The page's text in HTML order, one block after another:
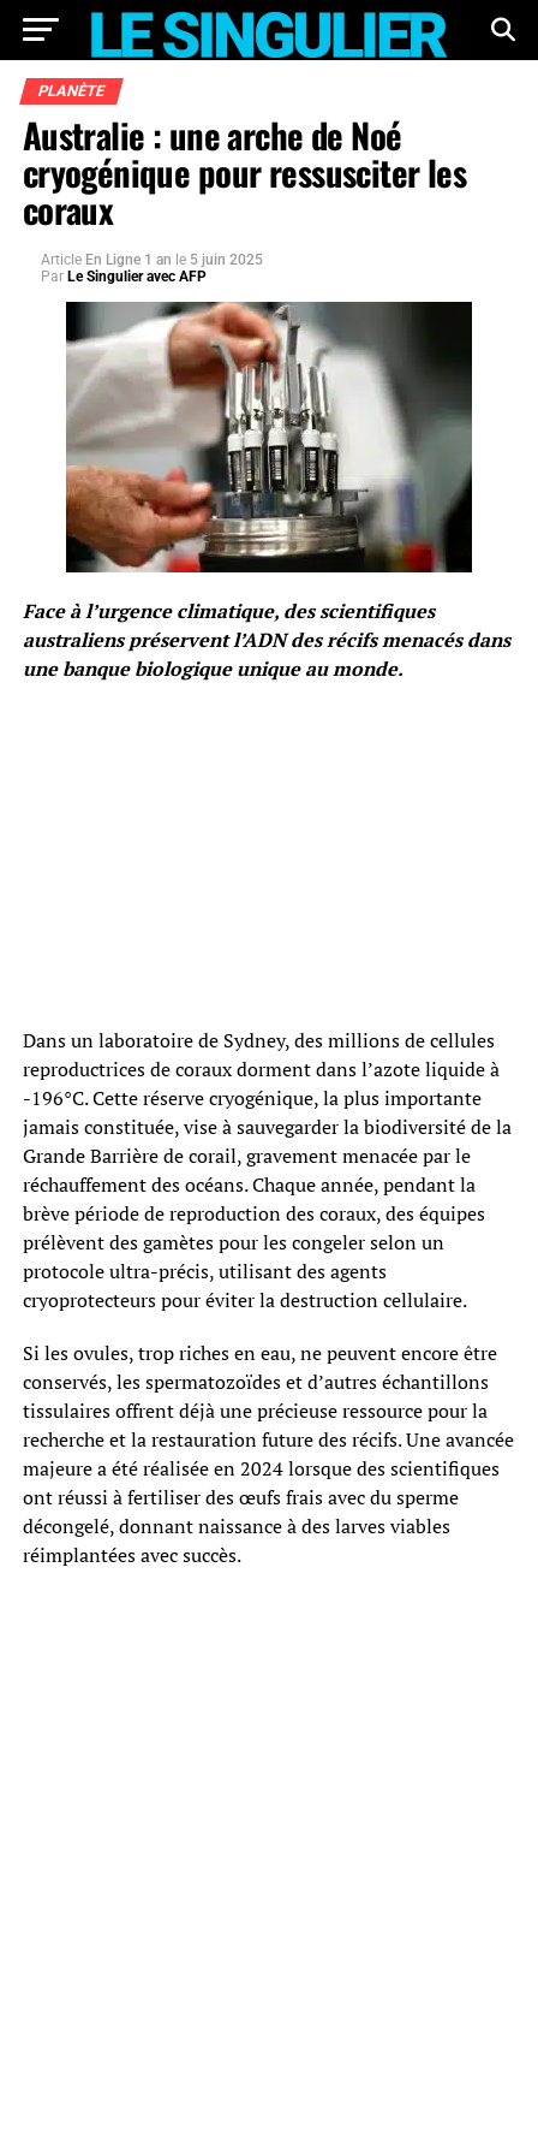
PLANÈTE
Australie : une arche de Noé
cryogénique pour ressusciter les
coraux
Article En Ligne 1 an le 5 juin 2025
Par Le Singulier avec AFP
Face à l’urgence climatique, des scientifiques
australiens préservent l’ADN des récifs menacés dans
une banque biologique unique au monde.
Dans un laboratoire de Sydney, des millions de cellules
reproductrices de coraux dorment dans l’azote liquide à
-196°C. Cette réserve cryogénique, la plus importante
jamais constituée, vise à sauvegarder la biodiversité de la
Grande Barrière de corail, gravement menacée par le
réchauffement des océans. Chaque année, pendant la
brève période de reproduction des coraux, des équipes
prélèvent des gamètes pour les congeler selon un
protocole ultra-précis, utilisant des agents
cryoprotecteurs pour éviter la destruction cellulaire.
Si les ovules, trop riches en eau, ne peuvent encore être
conservés, les spermatozoïdes et d’autres échantillons
tissulaires offrent déjà une précieuse ressource pour la
recherche et la restauration future des récifs. Une avancée
majeure a été réalisée en 2024 lorsque des scientifiques
ont réussi à fertiliser des œufs frais avec du sperme
décongelé, donnant naissance à des larves viables
réimplantées avec succès.